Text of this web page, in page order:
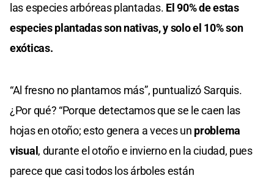
las especies arbóreas plantadas. El 90% de estas
especies plantadas son nativas, y solo el 10% son
exóticas.
“Al fresno no plantamos más”, puntualizó Sarquis.
¿Por qué? “Porque detectamos que se le caen las
hojas en otoño; esto genera a veces un problema
visual , durante el otoño e invierno en la ciudad, pues
parece que casi todos los árboles están